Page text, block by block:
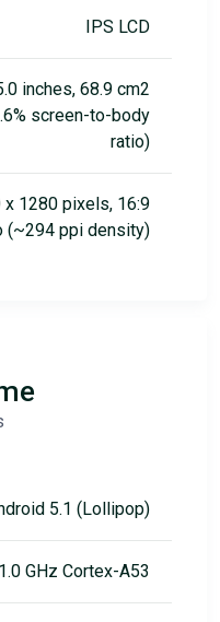
IPS LCD
inches, 68.9 cm2
screen-to-body
ratio)
x 1280 pixels, 16:9
(~294 ppi density)
5.1 (Lollipop)
GHz Cortex-A53